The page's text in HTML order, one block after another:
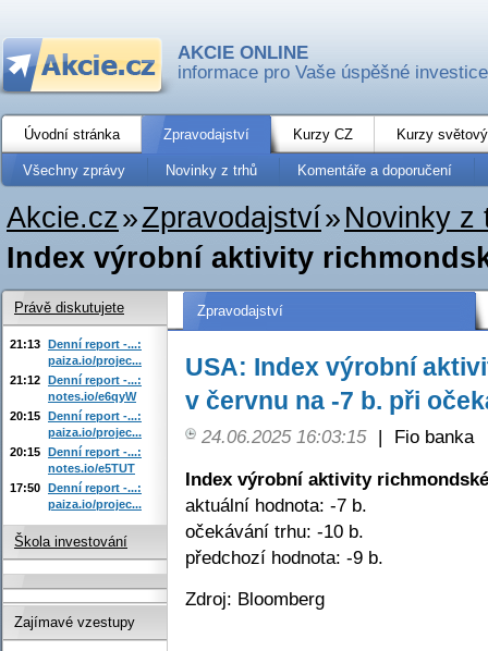
AKCIE ONLINE
informace pro Vaše úspěšné investice
Úvodní stránka Zpravodajství Kurzy CZ Kurzy
Všechny zprávy Novinky z trhů Komentáře a doporučení
Akcie.cz»Zpravodajství» Novinky z
Index výrobní aktivity
Zpravodajství
USA: Index výrobní
v červnu na -7 b. při
24.06.2025 16:03:15 |
Fio banka
Index výrobní aktivity
aktuální hodnota: -7 b.
očekávání trhu: -10 b.
předchozí hodnota: -9 b.
Zdroj: Bloomberg
Právě diskutujete
21:13 Denní report -...:
paiza.io/projec...
21:12 Denní report -...:
notes.io/e6qyW
20:15 Denní report -...:
paiza.io/projec...
20:15 Denní report -...:
notes.io/e5TUT
17:50 Denní report -...:
paiza.io/projec...
Škola investování
Zajímavé vzestupy